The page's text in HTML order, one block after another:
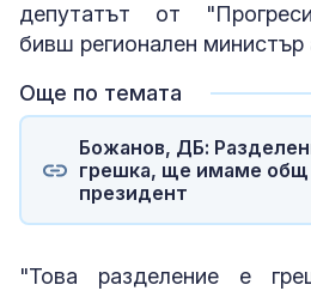
депутатът от
бивш регионален
Още по темата
Божанов, ДБ:
грешка, ще имаме общ
президент
"Това разделение е